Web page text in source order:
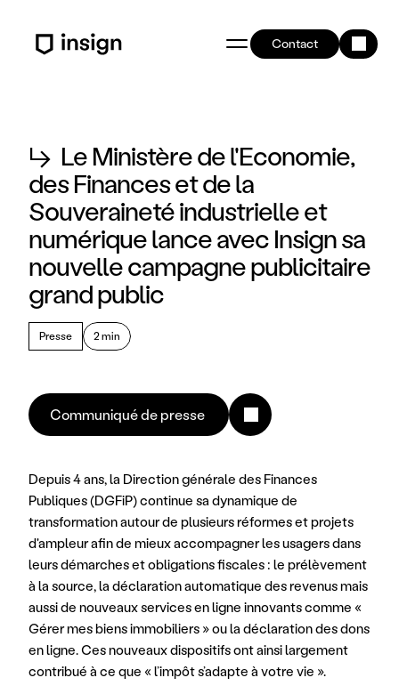
Contact
↳ Le Ministère de l'Economie,
des Finances et de la
Souveraineté industrielle et
numérique lance avec Insign sa
nouvelle campagne publicitaire
grand public
Presse 2 min
Communiqué de presse
Depuis 4 ans, la Direction générale des Finances
Publiques (DGFiP) continue sa dynamique de
transformation autour de plusieurs réformes et projets
d'ampleur afin de mieux accompagner les usagers dans
leurs démarches et obligations fiscales : le prélèvement
à la source, la déclaration automatique des revenus mais
aussi de nouveaux services en ligne innovants comme «
Gérer mes biens immobiliers » ou la déclaration des dons
en ligne. Ces nouveaux dispositifs ont ainsi largement
contribué à ce que « l’impôt s’adapte à votre vie ».